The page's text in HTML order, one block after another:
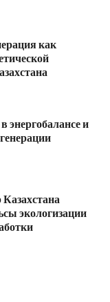
как
энергобалансе и
экологизации